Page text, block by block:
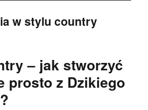
w stylu country
– jak stworzyć
prosto z Dzikiego